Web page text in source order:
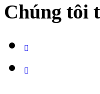
Chúng tôi